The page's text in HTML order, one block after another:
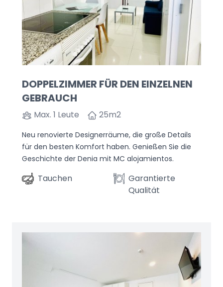
DOPPELZIMMER FÜR DEN EINZELNEN
GEBRAUCH
Max. 1 Leute 25m2
Neu renovierte Designerräume, die große Details
für den besten Komfort haben. Genießen Sie die
Geschichte der Denia mit MC alojamientos.
Tauchen
Garantierte
Qualität